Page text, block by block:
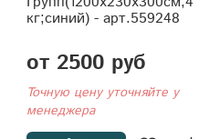
кг;синий) - арт.559248
от 2500 руб
Точную цену уточняйте у
менеджера